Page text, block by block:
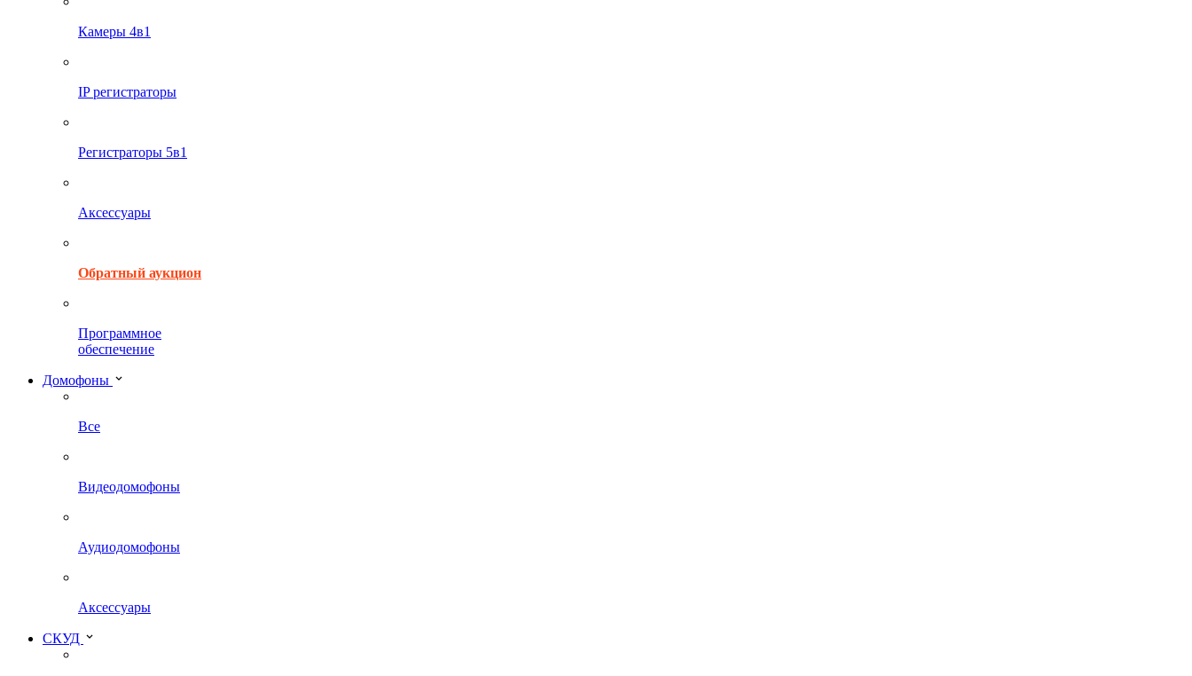
Камеры 4в1
IP регистраторы
Регистраторы 5в1
Аксессуары
Обратный аукцион
Программное
обеспечение
Домофоны
Все
Видеодомофоны
Аудиодомофоны
Аксессуары
СКУД